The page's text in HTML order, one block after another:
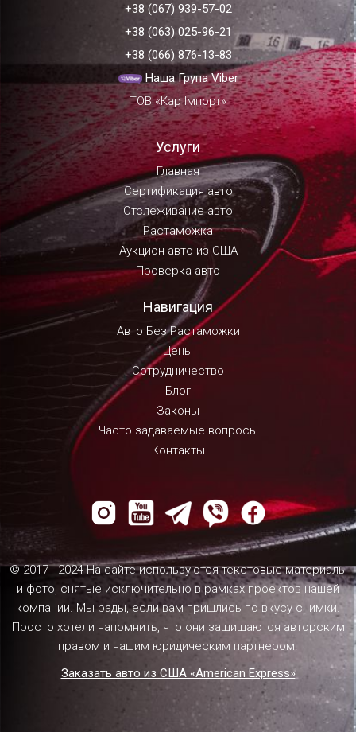
+38 (067) 939-57-02
+38 (063) 025-96-21
+38 (066) 876-13-83
Наша Група Viber
ТОВ «Кар Імпорт»
Услуги
Главная
Сертификация авто
Отслеживание авто
Растаможка
Аукцион авто из США
Проверка авто
Навигация
Авто Без Растаможки
Цены
Сотрудничество
Блог
Законы
Часто задаваемые вопросы
Контакты
© 2017 - 2024 На сайте используются текстовые материалы
и фото, снятые исключительно в рамках проектов нашей
компании. Мы рады, если вам пришлись по вкусу снимки.
Просто хотели напомнить, что они защищаются авторским
правом и нашим юридическим партнером.
Заказать авто из США «American Express»